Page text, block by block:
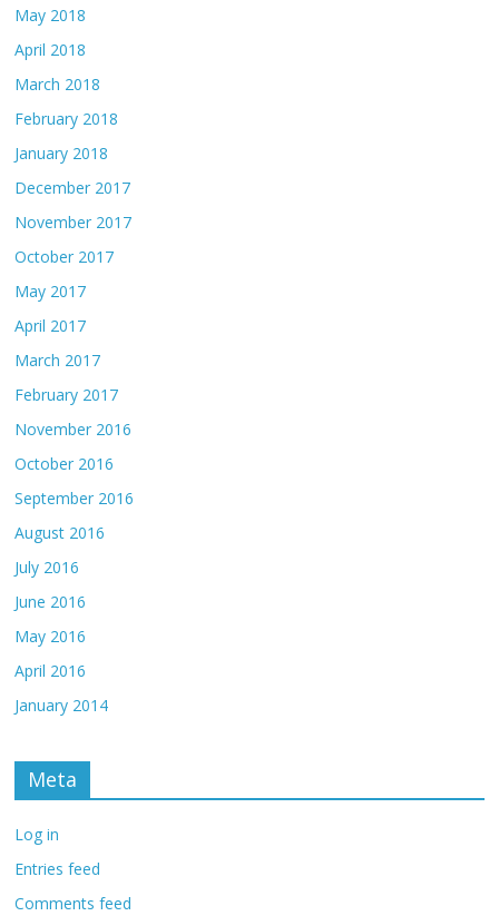
May 2018
April 2018
March 2018
February 2018
January 2018
December 2017
November 2017
October 2017
May 2017
April 2017
March 2017
February 2017
November 2016
October 2016
September 2016
August 2016
July 2016
June 2016
May 2016
April 2016
January 2014
Meta
Log in
Entries feed
Comments feed